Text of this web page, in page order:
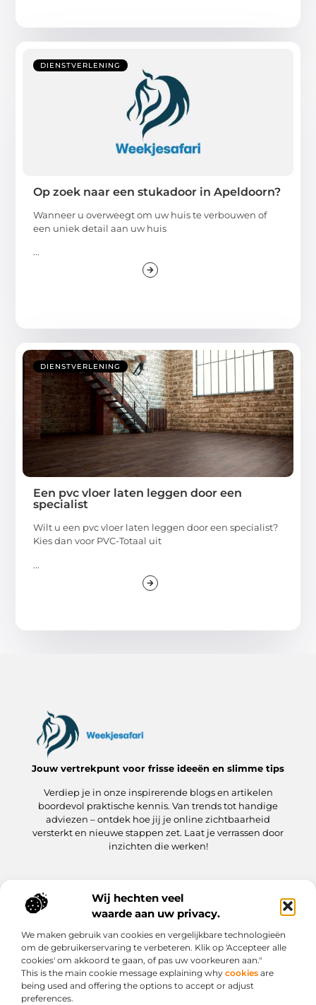
Wij hechten veel
waarde aan uw privacy.
We maken gebruik van cookies en vergelijkbare technologieën
om de gebruikerservaring te verbeteren. Klik op 'Accepteer alle
cookies' om akkoord te gaan, of pas uw voorkeuren aan."
This is the main cookie message explaining why cookies are
being used and offering the options to accept or adjust
preferences.
DIENSTVERLENING
Op zoek naar een stukadoor in Apeldoorn?
Wanneer u overweegt om uw huis te verbouwen of
een uniek detail aan uw huis
...
DIENSTVERLENING
Een pvc vloer laten leggen door een
specialist
Wilt u een pvc vloer laten leggen door een specialist?
Kies dan voor PVC-Totaal uit
...
Jouw vertrekpunt voor frisse ideeën en slimme tips
Verdiep je in onze inspirerende blogs en artikelen
boordevol praktische kennis. Van trends tot handige
adviezen – ontdek hoe jij je online zichtbaarheid
versterkt en nieuwe stappen zet. Laat je verrassen door
inzichten die werken!
Onze informatie
Bericht categorie